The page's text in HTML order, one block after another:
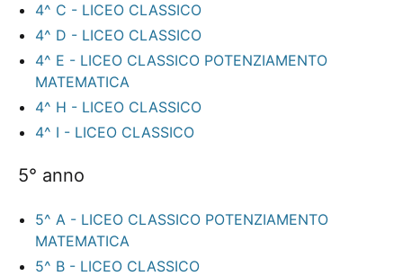
4^ C - LICEO CLASSICO
4^ D - LICEO CLASSICO
4^ E - LICEO CLASSICO POTENZIAMENTO
MATEMATICA
4^ H - LICEO CLASSICO
4^ I - LICEO CLASSICO
5° anno
5^ A - LICEO CLASSICO POTENZIAMENTO
MATEMATICA
5^ B - LICEO CLASSICO